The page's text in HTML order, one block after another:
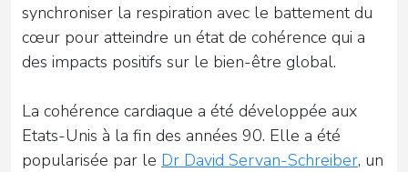
synchroniser la respiration avec le battement du
cœur pour atteindre un état de cohérence qui a
des impacts positifs sur le bien-être global.
La cohérence cardiaque a été développée aux
Etats-Unis à la fin des années 90. Elle a été
popularisée par le Dr David Servan-Schreiber, un